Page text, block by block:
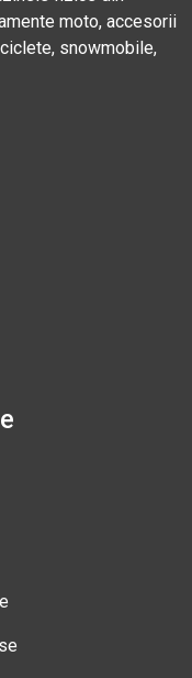
moto, accesorii
snowmobile,